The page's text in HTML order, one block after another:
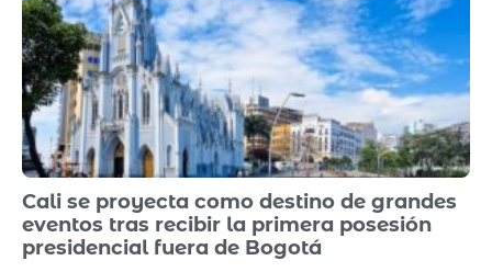
Cali se proyecta como destino de grandes
eventos tras recibir la primera posesión
presidencial fuera de Bogotá